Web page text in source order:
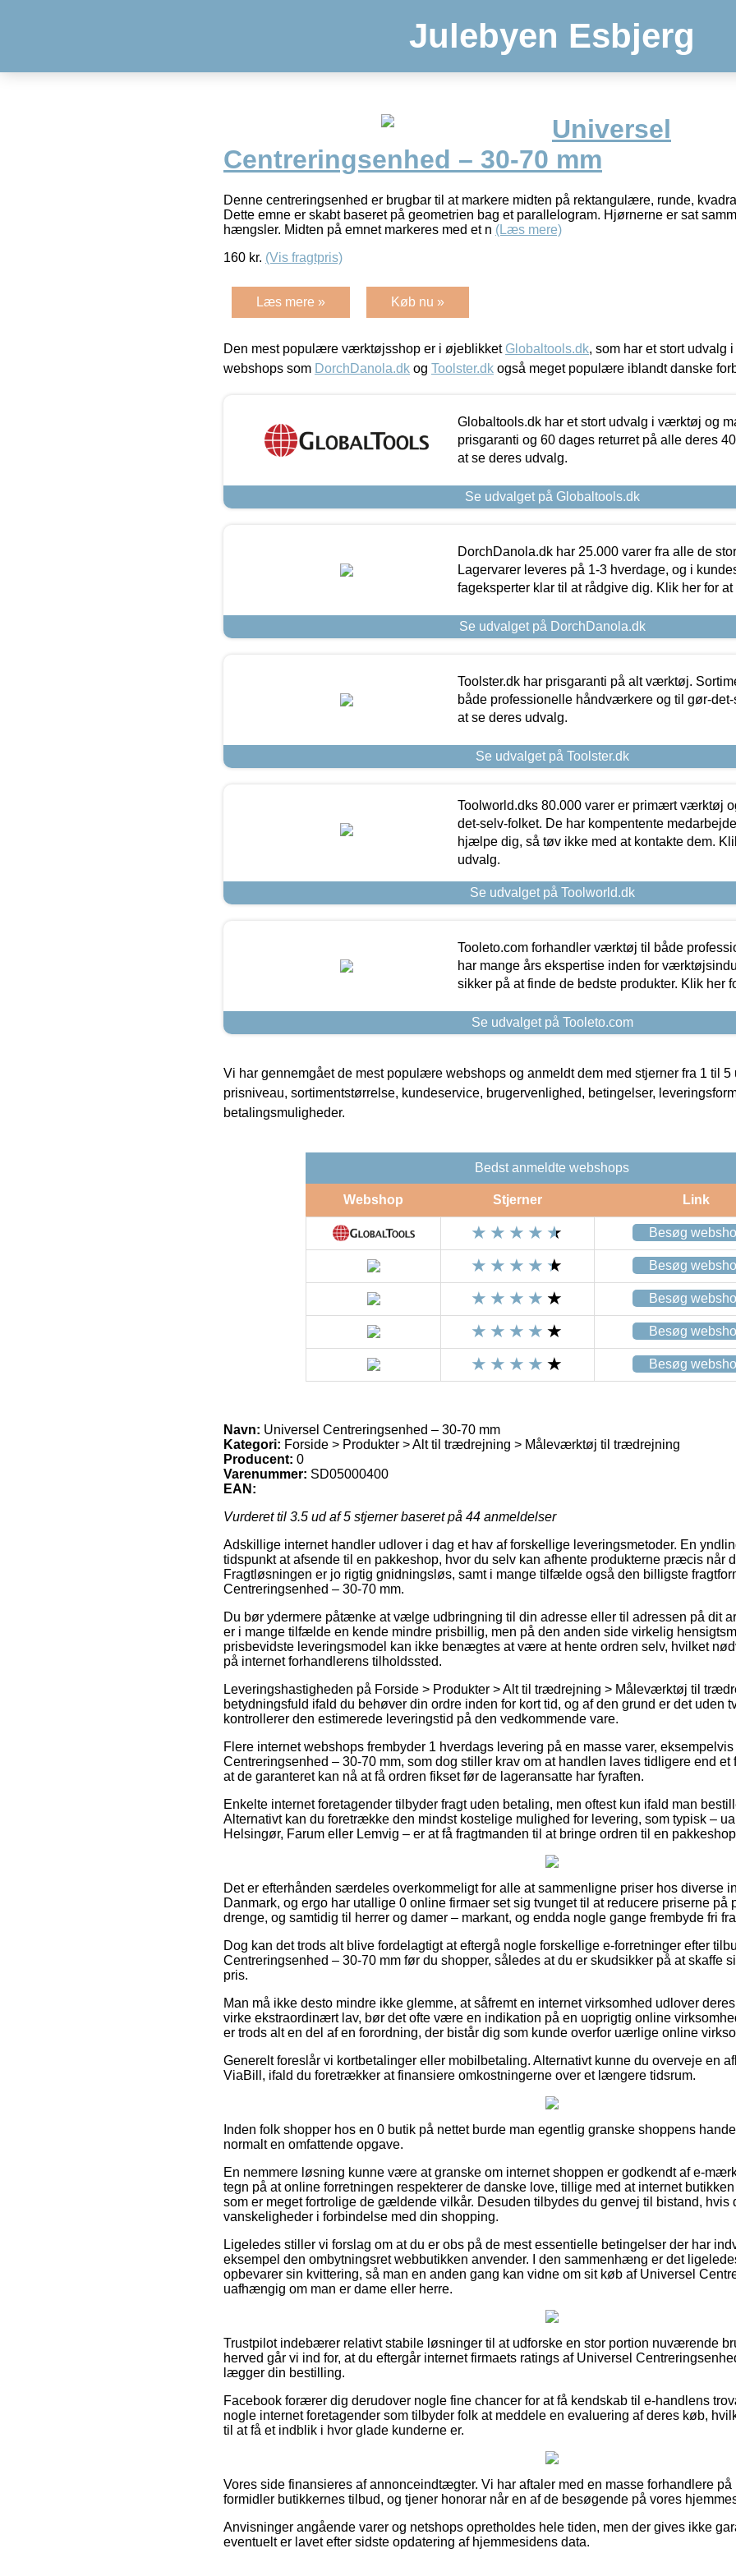
Julebyen Esbjerg
Universel
Centreringsenhed – 30-70 mm
Denne centreringsenhed er brugbar til at markere midten på rektangulære, runde,
Dette emne er skabt baseret på geometrien bag et parallelogram. Hjørnerne er sat
hængsler. Midten på emnet markeres med et n (Læs mere)
160 kr. (Vis fragtpris)
Læs mere » Køb nu »
Den mest populære værktøjsshop er i øjeblikket Globaltools.dk, som har et stort udvalg
webshops som DorchDanola.dk og Toolster.dk også meget populære iblandt danske
Globaltools.dk har et stort udvalg i værktøj og
prisgaranti og 60 dages returret på alle deres
at se deres udvalg.
Se udvalget på Globaltools.dk
DorchDanola.dk har 25.000 varer fra alle de
Lagervarer leveres på 1-3 hverdage, og i
fageksperter klar til at rådgive dig. Klik her for
Se udvalget på DorchDanola.dk
Toolster.dk har prisgaranti på alt værktøj.
både professionelle håndværkere og til gør-
at se deres udvalg.
Se udvalget på Toolster.dk
Toolworld.dks 80.000 varer er primært værktøj
det-selv-folket. De har kompentente
hjælpe dig, så tøv ikke med at kontakte dem.
udvalg.
Se udvalget på Toolworld.dk
Tooleto.com forhandler værktøj til både
har mange års ekspertise inden for
sikker på at finde de bedste produkter. Klik her
Se udvalget på Tooleto.com
Vi har gennemgået de mest populære webshops og anmeldt dem med stjerner fra 1 til 5
prisniveau, sortimentstørrelse, kundeservice, brugervenlighed, betingelser,
betalingsmuligheder.
Bedst anmeldte webshops
Webshop Stjerner Link
Besøg
Besøg
Besøg
Besøg
Besøg
Navn: Universel Centreringsenhed – 30-70 mm
Kategori: Forside > Produkter > Alt til trædrejning > Måleværktøj til trædrejning
Producent: 0
Varenummer: SD05000400
EAN:
Vurderet til 3.5 ud af 5 stjerner baseret på 44 anmeldelser
Adskillige internet handler udlover i dag et hav af forskellige leveringsmetoder. En
tidspunkt at afsende til en pakkeshop, hvor du selv kan afhente produkterne præcis når
Fragtløsningen er jo rigtig gnidningsløs, samt i mange tilfælde også den billigste
Centreringsenhed – 30-70 mm.
Du bør ydermere påtænke at vælge udbringning til din adresse eller til adressen på dit
er i mange tilfælde en kende mindre prisbillig, men på den anden side virkelig
prisbevidste leveringsmodel kan ikke benægtes at være at hente ordren selv, hvilket
på internet forhandlerens tilholdssted.
Leveringshastigheden på Forside > Produkter > Alt til trædrejning > Måleværktøj til
betydningsfuld ifald du behøver din ordre inden for kort tid, og af den grund er det uden
kontrollerer den estimerede leveringstid på den vedkommende vare.
Flere internet webshops frembyder 1 hverdags levering på en masse varer, eksempelvis
Centreringsenhed – 30-70 mm, som dog stiller krav om at handlen laves tidligere end
at de garanteret kan nå at få ordren fikset før de lageransatte har fyraften.
Enkelte internet foretagender tilbyder fragt uden betaling, men oftest kun ifald man
Alternativt kan du foretrække den mindst kostelige mulighed for levering, som typisk –
Helsingør, Farum eller Lemvig – er at få fragtmanden til at bringe ordren til en
Det er efterhånden særdeles overkommeligt for alle at sammenligne priser hos diverse
Danmark, og ergo har utallige 0 online firmaer set sig tvunget til at reducere priserne på
drenge, og samtidig til herrer og damer – markant, og endda nogle gange frembyde fri
Dog kan det trods alt blive fordelagtigt at eftergå nogle forskellige e-forretninger efter
Centreringsenhed – 30-70 mm før du shopper, således at du er skudsikker på at skaffe
pris.
Man må ikke desto mindre ikke glemme, at såfremt en internet virksomhed udlover
virke ekstraordinært lav, bør det ofte være en indikation på en uoprigtig online
er trods alt en del af en forordning, der bistår dig som kunde overfor uærlige online
Generelt foreslår vi kortbetalinger eller mobilbetaling. Alternativt kunne du overveje en
ViaBill, ifald du foretrækker at finansiere omkostningerne over et længere tidsrum.
Inden folk shopper hos en 0 butik på nettet burde man egentlig granske shoppens
normalt en omfattende opgave.
En nemmere løsning kunne være at granske om internet shoppen er godkendt af e-
tegn på at online forretningen respekterer de danske love, tillige med at internet
som er meget fortrolige de gældende vilkår. Desuden tilbydes du genvej til bistand, hvis
vanskeligheder i forbindelse med din shopping.
Ligeledes stiller vi forslag om at du er obs på de mest essentielle betingelser der har
eksempel den ombytningsret webbutikken anvender. I den sammenhæng er det
opbevarer sin kvittering, så man en anden gang kan vidne om sit køb af Universel
uafhængig om man er dame eller herre.
Trustpilot indebærer relativt stabile løsninger til at udforske en stor portion nuværende
herved går vi ind for, at du eftergår internet firmaets ratings af Universel
lægger din bestilling.
Facebook forærer dig derudover nogle fine chancer for at få kendskab til e-handlens
nogle internet foretagender som tilbyder folk at meddele en evaluering af deres køb,
til at få et indblik i hvor glade kunderne er.
Vores side finansieres af annonceindtægter. Vi har aftaler med en masse forhandlere på
formidler butikkernes tilbud, og tjener honorar når en af de besøgende på vores
Anvisninger angående varer og netshops opretholdes hele tiden, men der gives ikke
eventuelt er lavet efter sidste opdatering af hjemmesidens data.